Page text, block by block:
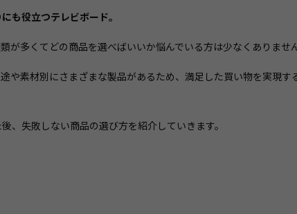
も役立つテレビボード。
が多くてどの商品を選べばいいか悩んでいる方は少なくありませ
や素材別にさまざまな製品があるため、満足した買い物を実現
、失敗しない商品の選び方を紹介していきます。